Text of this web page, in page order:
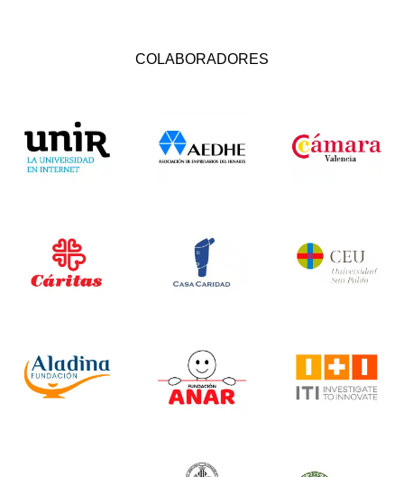
COLABORADORES